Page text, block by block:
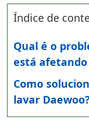
Índice de
Qual é o
está
Como
lavar Daewoo?